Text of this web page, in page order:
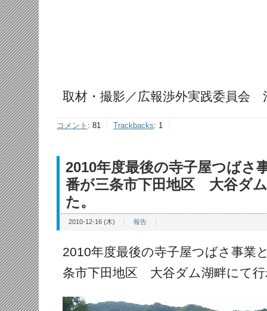
取材・撮影／広報渉外実践委員会
コメント : 81 Trackbacks: 1
2010年度最後の寺子屋つばさ
番が三条市下田地区 大谷ダ
た。
2010-12-16 (木) 報告
2010年度最後の寺子屋つばさ事業
条市下田地区 大谷ダム湖畔にて